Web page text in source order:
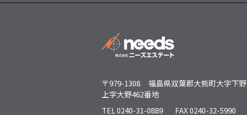
〒979-1308
福島県双葉郡大熊町大字下野
上字大野462番地
TEL 0240-31-0889
FAX 0240-32-5990